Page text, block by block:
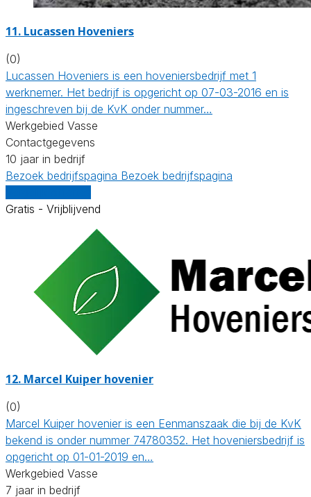
11. Lucassen Hoveniers
(0)
Lucassen Hoveniers is een hoveniersbedrijf met 1
werknemer. Het bedrijf is opgericht op 07-03-2016 en is
ingeschreven bij de KvK onder nummer…
Werkgebied Vasse
Contactgegevens
10 jaar in bedrijf
Bezoek bedrijfspagina Bezoek bedrijfspagina
Gratis - Vrijblijvend
12. Marcel Kuiper hovenier
(0)
Marcel Kuiper hovenier is een Eenmanszaak die bij de KvK
bekend is onder nummer 74780352. Het hoveniersbedrijf is
opgericht op 01-01-2019 en…
Werkgebied Vasse
7 jaar in bedrijf